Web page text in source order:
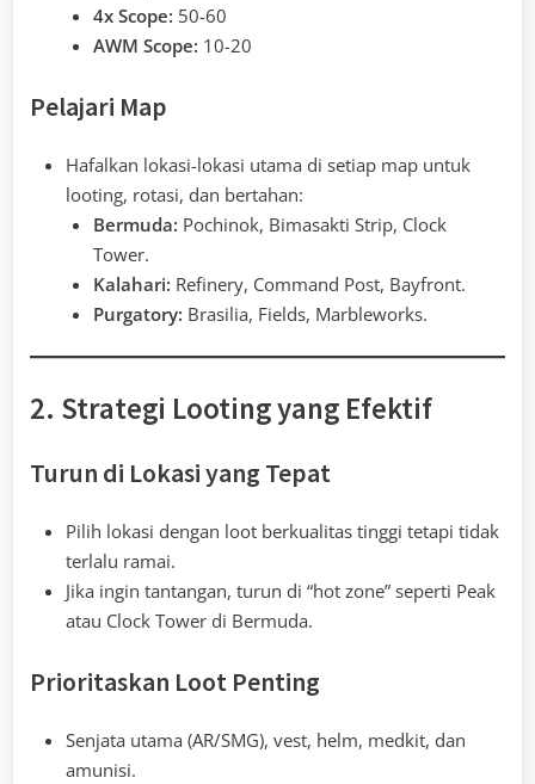
4x Scope: 50-60
AWM Scope: 10-20
Pelajari Map
Hafalkan lokasi-lokasi utama di setiap map untuk
looting, rotasi, dan bertahan:
Bermuda: Pochinok, Bimasakti Strip, Clock
Tower.
Kalahari: Refinery, Command Post, Bayfront.
Purgatory: Brasilia, Fields, Marbleworks.
2. Strategi Looting yang Efektif
Turun di Lokasi yang Tepat
Pilih lokasi dengan loot berkualitas tinggi tetapi tidak
terlalu ramai.
Jika ingin tantangan, turun di “hot zone” seperti Peak
atau Clock Tower di Bermuda.
Prioritaskan Loot Penting
Senjata utama (AR/SMG), vest, helm, medkit, dan
amunisi.